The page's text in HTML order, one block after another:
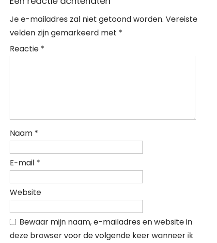
Je e-mailadres zal niet getoond worden. Vereiste
velden zijn gemarkeerd met *
Reactie *
Naam *
E-mail *
Website
Bewaar mijn naam, e-mailadres en website in
deze browser voor de volgende keer wanneer ik